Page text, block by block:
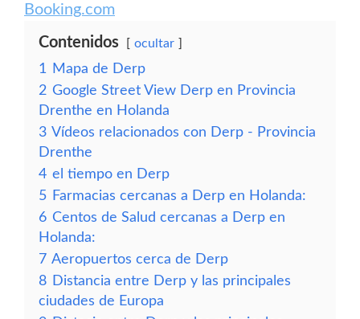
Booking.com
Contenidos ocultar
1
Mapa de Derp
2 Google Street View Derp en Provincia
Drenthe en Holanda
3 Vídeos relacionados con Derp - Provincia
Drenthe
4 el tiempo en Derp
5 Farmacias cercanas a Derp en Holanda:
6 Centos de Salud cercanas a Derp en
Holanda:
7 Aeropuertos cerca de Derp
8 Distancia entre Derp y las principales
ciudades de Europa